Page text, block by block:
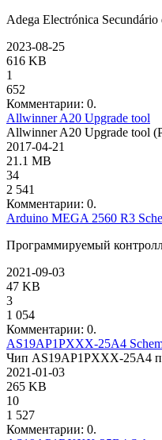
Adega Electrónica
2023-08-25
616 KB
1
652
Комментарии: 0.
Allwinner A20 Upgrade tool
Allwinner A20 Upgrade tool
2017-04-21
21.1 MB
34
2 541
Комментарии: 0.
Arduino MEGA 2560 R3
Программируемый
2021-09-03
47 KB
3
1 054
Комментарии: 0.
AS19AP1PXXX-25A4
Чип AS19AP1PXXX-25A4
2021-01-03
265 KB
10
1 527
Комментарии: 0.